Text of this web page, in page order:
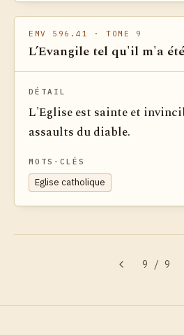
EMV 596.41 · TOME 9
L’Evangile tel qu'il m'a
DÉTAIL
L'Eglise est sainte et
assaults du diable.
MOTS-CLÉS
Eglise catholique
9 / 9